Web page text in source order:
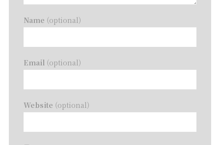
Name (optional)
Email (optional)
Website (optional)